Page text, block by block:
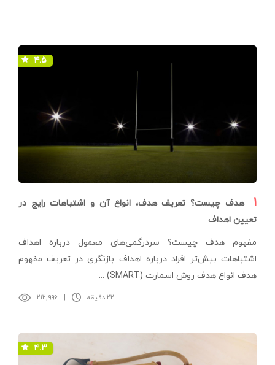
۴.۵
۱
هدف چیست؟ تعریف هدف، انواع آن و اشتباهات رایج در
تعیین اهداف
مفهوم هدف چیست؟ سردرگمی‌های معمول درباره اهداف
اشتباهات بیش‌تر افراد درباره اهداف بازنگری در تعریف مفهوم
هدف انواع هدف روش اسمارت (SMART) ...
۲۱۲,۹۹۶ | ۲۲ دقیقه
۴.۳